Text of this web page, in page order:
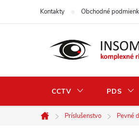
Kontakty Obchodné
CCTV PDS
Domov
Príslušenstvo Pevné